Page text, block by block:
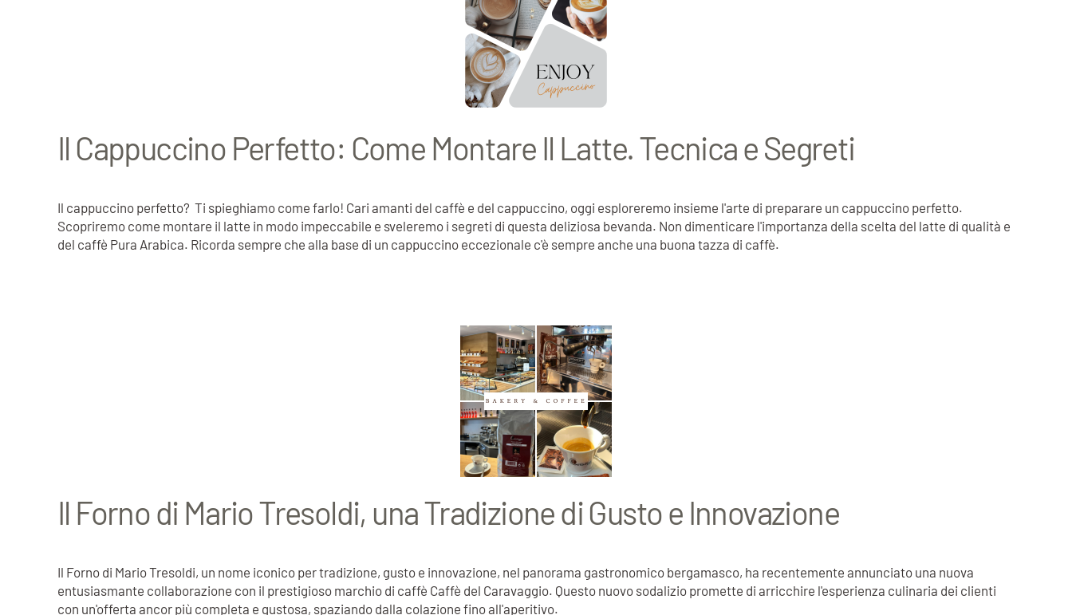
Il Cappuccino Perfetto: Come Montare Il Latte. Tecnica e Segreti
Il cappuccino perfetto? Ti spieghiamo come farlo! Cari amanti del caffè e del cappuccino, oggi esploreremo insieme l'arte di preparare un cappuccino perfetto.
Scopriremo come montare il latte in modo impeccabile e sveleremo i segreti di questa deliziosa bevanda. Non dimenticare l'importanza della scelta del latte di qualità e
del caffè Pura Arabica. Ricorda sempre che alla base di un cappuccino eccezionale c'è sempre anche una buona tazza di caffè.
Il Forno di Mario Tresoldi, una Tradizione di Gusto e Innovazione
Il Forno di Mario Tresoldi, un nome iconico per tradizione, gusto e innovazione, nel panorama gastronomico bergamasco, ha recentemente annunciato una nuova
entusiasmante collaborazione con il prestigioso marchio di caffè Caffè del Caravaggio. Questo nuovo sodalizio promette di arricchire l'esperienza culinaria dei clienti
con un'offerta ancor più completa e gustosa, spaziando dalla colazione fino all'aperitivo.